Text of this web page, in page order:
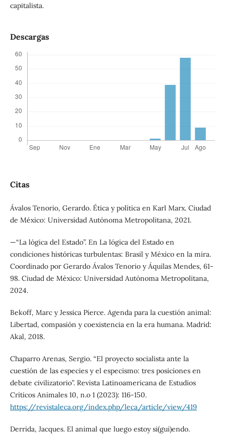
capitalista.
Descargas
Citas
Ávalos Tenorio, Gerardo. Ética y política en Karl Marx. Ciudad
de México: Universidad Autónoma Metropolitana, 2021.
—“La lógica del Estado”. En La lógica del Estado en
condiciones históricas turbulentas: Brasil y México en la mira.
Coordinado por Gerardo Ávalos Tenorio y Áquilas Mendes, 61-
98. Ciudad de México: Universidad Autónoma Metropolitana,
2024.
Bekoff, Marc y Jessica Pierce. Agenda para la cuestión animal:
Libertad, compasión y coexistencia en la era humana. Madrid:
Akal, 2018.
Chaparro Arenas, Sergio. “El proyecto socialista ante la
cuestión de las especies y el especismo: tres posiciones en
debate civilizatorio”. Revista Latinoamericana de Estudios
Críticos Animales 10, n.o 1 (2023): 116-150.
https://revistaleca.org/index.php/leca/article/view/419
Derrida, Jacques. El animal que luego estoy si(gui)endo.